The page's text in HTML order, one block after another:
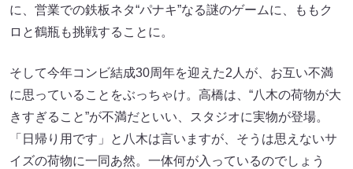
に、営業での鉄板ネタ“パナキ”なる謎のゲームに、ももク
ロと鶴瓶も挑戦することに。
そして今年コンビ結成30周年を迎えた2人が、お互い不満
に思っていることをぶっちゃけ。高橋は、“八木の荷物が大
きすぎること”が不満だといい、スタジオに実物が登場。
「日帰り用です」と八木は言いますが、そうは思えないサ
イズの荷物に一同あ然。一体何が入っているのでしょう